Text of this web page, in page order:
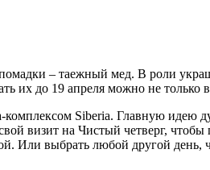
– таежный мед. В роли
их до 19 апреля можно не только в
комплексом Siberia. Главную
визит на Чистый четверг,
выбрать любой другой день,